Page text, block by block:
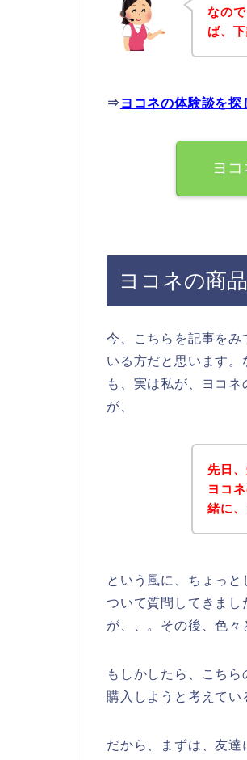
なの
ば、
⇒ ヨコネの体験談を
ヨ
ヨコネの商
今、こちらを記事をみ
いる方だと思います
も、実は私が、ヨコ
が、
先日
ヨコ
緒に
という風に、ちょっ
ついて質問してきま
が、、。その後、色々
もしかしたら、こち
購入しようと考えてい
だから、まずは、友